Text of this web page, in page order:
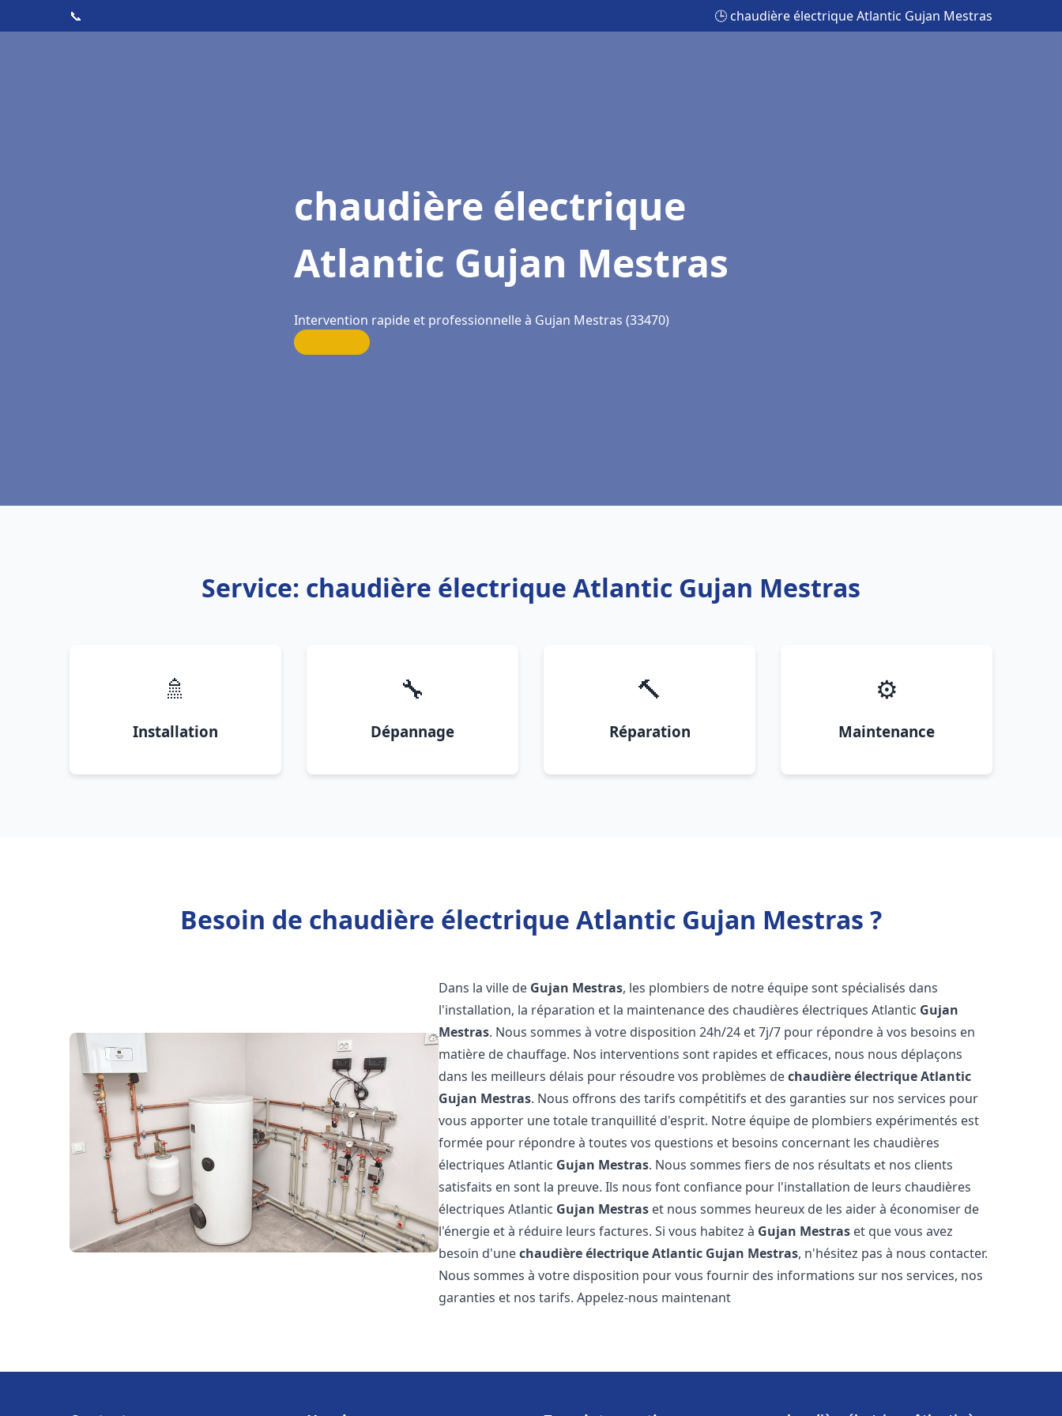
📞 🕒 chaudière électrique Atlantic Gujan Mestras
chaudière électrique
Atlantic Gujan Mestras
Intervention rapide et professionnelle à Gujan Mestras (33470)
Service: chaudière électrique Atlantic Gujan Mestras
🚿
Installation
🔧
Dépannage
🔨
Réparation
⚙️
Maintenance
Besoin de chaudière électrique Atlantic Gujan Mestras ?
Dans la ville de Gujan Mestras, les plombiers de notre équipe sont spécialisés dans
l'installation, la réparation et la maintenance des chaudières électriques Atlantic Gujan
Mestras. Nous sommes à votre disposition 24h/24 et 7j/7 pour répondre à vos besoins en
matière de chauffage. Nos interventions sont rapides et efficaces, nous nous déplaçons
dans les meilleurs délais pour résoudre vos problèmes dechaudière électrique Atlantic
Gujan Mestras. Nous offrons des tarifs compétitifs et des garanties sur nos services pour
vous apporter une totale tranquillité d'esprit. Notre équipe de plombiers expérimentés est
formée pour répondre à toutes vos questions et besoins concernant les chaudières
électriques Atlantic Gujan Mestras. Nous sommes fiers de nos résultats et nos clients
satisfaits en sont la preuve. Ils nous font confiance pour l'installation de leurs chaudières
électriques Atlantic Gujan Mestras et nous sommes heureux de les aider à économiser de
l'énergie et à réduire leurs factures. Si vous habitez à Gujan Mestras et que vous avez
besoin d'unechaudière électrique Atlantic Gujan Mestras, n'hésitez pas à nous contacter.
Nous sommes à votre disposition pour vous fournir des informations sur nos services, nos
garanties et nos tarifs. Appelez-nous maintenant